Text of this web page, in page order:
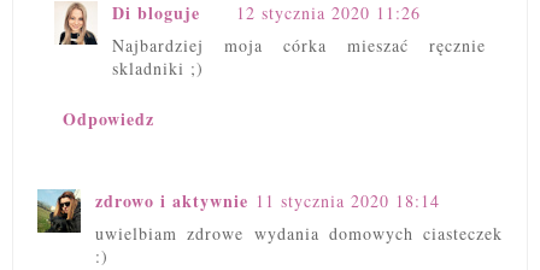
Di bloguje
12 stycznia 2020 11:26
Najbardziej moja córka mieszać ręcznie
skladniki ;)
Odpowiedz
zdrowo i aktywnie 11 stycznia 2020 18:14
uwielbiam zdrowe wydania domowych ciasteczek
:)